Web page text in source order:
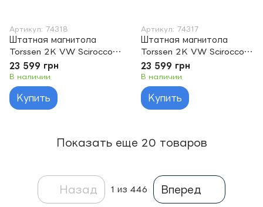
Артикул: 74318
Штатная магнитола
Torssen 2K VW Scirocco
2008-2017 F96128 4G
Carplay DSP cond
23 599 грн
В наличии
Купить
Артикул: 74317
Штатная магнитола
Torssen 2K VW Scirocco
2008-2017 F96128 4G
Carplay DSP climate
23 599 грн
В наличии
Купить
Показать еще 20 товаров
Назад 1 из 446 Вперед